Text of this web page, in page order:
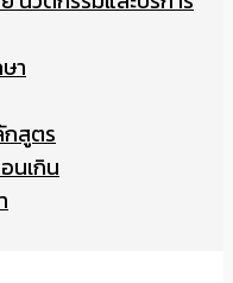
า
กสูตร
นเกิน